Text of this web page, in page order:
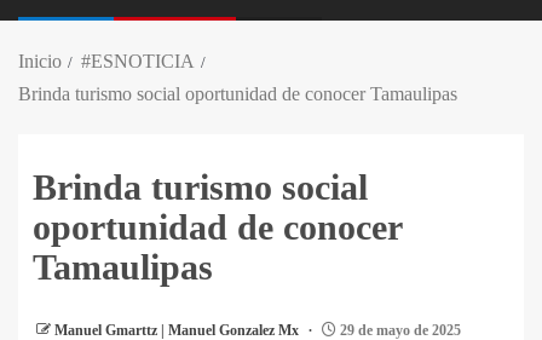
Inicio
#ESNOTICIA
Brinda turismo social oportunidad de conocer Tamaulipas
Brinda turismo social
oportunidad de conocer
Tamaulipas
Manuel Gmarttz | Manuel Gonzalez Mx 29 de mayo de 2025